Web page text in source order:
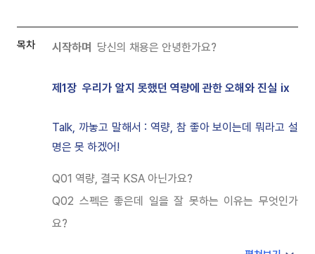
목차 시작하며 당신의 채용은 안녕한가요?
제1장 우리가 알지 못했던 역량에 관한 오해와 진실 ix
Talk, 까놓고 말해서 : 역량, 참 좋아 보이는데 뭐라고 설
명은 못 하겠어!
Q01 역량, 결국 KSA 아닌가요?
Q02 스펙은 좋은데 일을 잘 못하는 이유는 무엇인가
요?